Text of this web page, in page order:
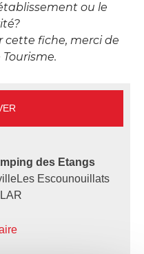
ou le
cette fiche, merci de
des Etangs
Escounouillats